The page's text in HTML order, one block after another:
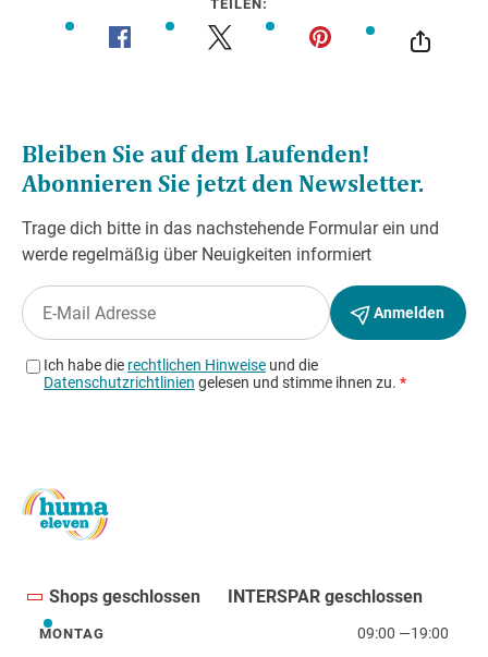
TEILEN:
Shops geschlossen INTERSPAR geschlossen
Montag
MONTAG 09:00 —19:00